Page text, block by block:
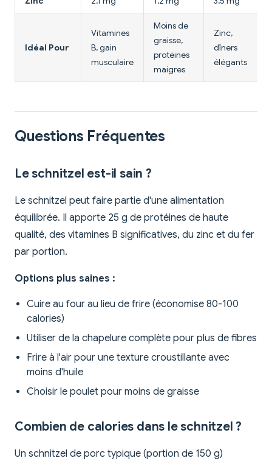
Idéal Pour
Vitamines
B, gain
musculaire
Moins de
graisse,
protéines
maigres
Zinc,
dîners
élégants
Questions Fréquentes
Le schnitzel est-il sain ?
Le schnitzel peut faire partie d'une alimentation
équilibrée. Il apporte 25 g de protéines de haute
qualité, des vitamines B significatives, du zinc et du fer
par portion.
Options plus saines :
Cuire au four au lieu de frire (économise 80-100
calories)
Utiliser de la chapelure complète pour plus de fibres
Frire à l'air pour une texture croustillante avec
moins d'huile
Choisir le poulet pour moins de graisse
Combien de calories dans le schnitzel ?
Un schnitzel de porc typique (portion de 150 g)